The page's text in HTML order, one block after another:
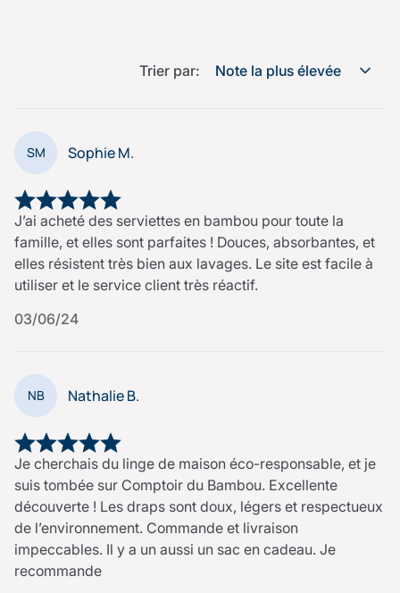
Trier par: Note la plus élevée
SM Sophie M.
J’ai acheté des serviettes en bambou pour toute la
famille, et elles sont parfaites ! Douces, absorbantes, et
elles résistent très bien aux lavages. Le site est facile à
utiliser et le service client très réactif.
03/06/24
NB Nathalie B.
Je cherchais du linge de maison éco-responsable, et je
suis tombée sur Comptoir du Bambou. Excellente
découverte ! Les draps sont doux, légers et respectueux
de l’environnement. Commande et livraison
impeccables. Il y a un aussi un sac en cadeau. Je
recommande